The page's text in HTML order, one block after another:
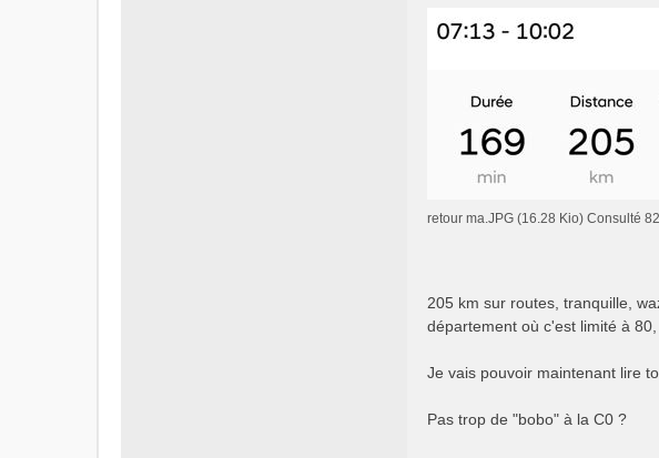
n
o
retour ma.JPG (16.28 Kio) Consulté
205 km sur routes, tranquille,
département où c'est limité à
Je vais pouvoir maintenant lire
Pas trop de "bobo" à la C0 ?